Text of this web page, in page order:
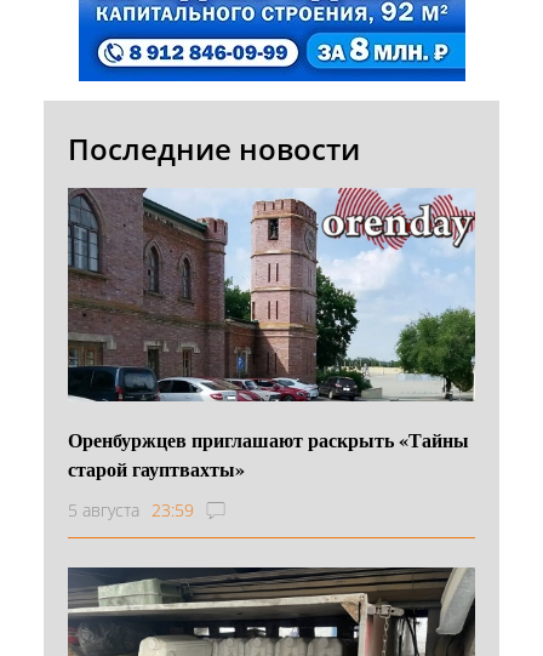
Последние новости
Оренбуржцев приглашают раскрыть «Тайны
старой гауптвахты»
5 августа 23:59